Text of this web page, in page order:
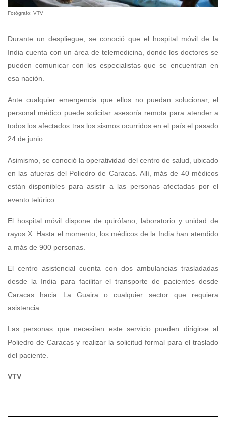
Fotógrafo: VTV
Durante un despliegue, se conoció que el hospital móvil de la
India cuenta con un área de telemedicina, donde los doctores se
pueden comunicar con los especialistas que se encuentran en
esa nación.
Ante cualquier emergencia que ellos no puedan solucionar, el
personal médico puede solicitar asesoría remota para atender a
todos los afectados tras los sismos ocurridos en el país el pasado
24 de junio.
Asimismo, se conoció la operatividad del centro de salud, ubicado
en las afueras del Poliedro de Caracas. Allí, más de 40 médicos
están disponibles para asistir a las personas afectadas por el
evento telúrico.
El hospital móvil dispone de quirófano, laboratorio y unidad de
rayos X. Hasta el momento, los médicos de la India han atendido
a más de 900 personas.
El centro asistencial cuenta con dos ambulancias trasladadas
desde la India para facilitar el transporte de pacientes desde
Caracas hacia La Guaira o cualquier sector que requiera
asistencia.
Las personas que necesiten este servicio pueden dirigirse al
Poliedro de Caracas y realizar la solicitud formal para el traslado
del paciente.
VTV